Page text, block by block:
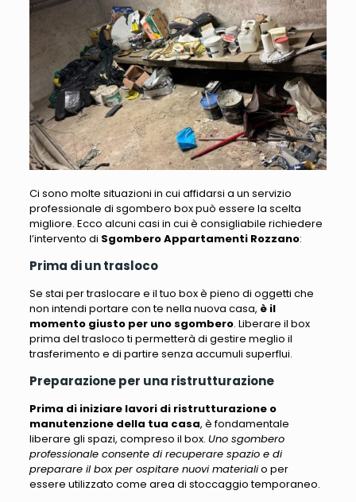
Ci sono molte situazioni in cui affidarsi a un servizio
professionale di sgombero box può essere la scelta
migliore. Ecco alcuni casi in cui è consigliabile richiedere
l’intervento di Sgombero Appartamenti Rozzano:
Prima di un trasloco
Se stai per traslocare e il tuo box è pieno di oggetti che
non intendi portare con te nella nuova casa, è il
momento giusto per uno sgombero. Liberare il box
prima del trasloco ti permetterà di gestire meglio il
trasferimento e di partire senza accumuli superflui.
Preparazione per una ristrutturazione
Prima di iniziare lavori di ristrutturazione o
manutenzione della tua casa, è fondamentale
liberare gli spazi, compreso il box. Uno sgombero
professionale consente di recuperare spazio e di
preparare il box per ospitare nuovi materialio per
essere utilizzato come area di stoccaggio temporaneo.